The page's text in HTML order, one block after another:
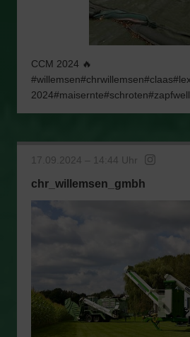
CCM 2024 🔥
17.09.2024 – 14:44 Uhr
chr_willemsen_gmbh